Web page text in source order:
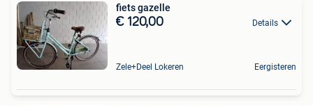
fiets gazelle
€ 120,00 Details
Zele+Deel Lokeren Eergisteren